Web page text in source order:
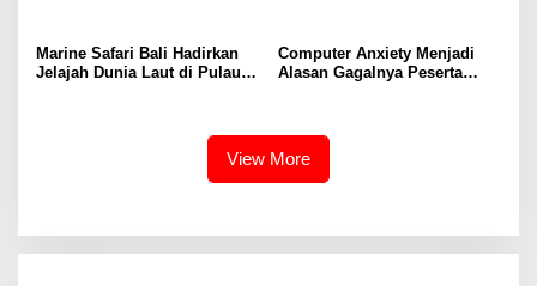
Marine Safari Bali Hadirkan
Jelajah Dunia Laut di Pulau
Computer Anxiety Menjadi
Alasan Gagalnya Peserta
View More